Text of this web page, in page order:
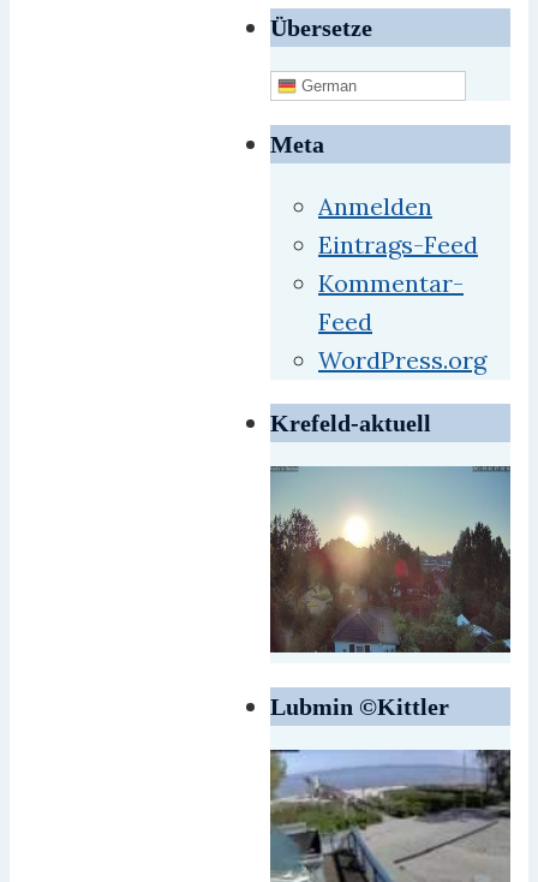
Übersetze
German
Meta
Anmelden
Eintrags-Feed
Kommentar-
Feed
WordPress.org
Krefeld-aktuell
Lubmin ©Kittler